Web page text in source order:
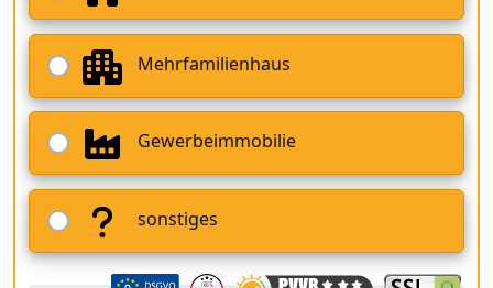
Mehrfamilienhaus
Gewerbeimmobilie
sonstiges